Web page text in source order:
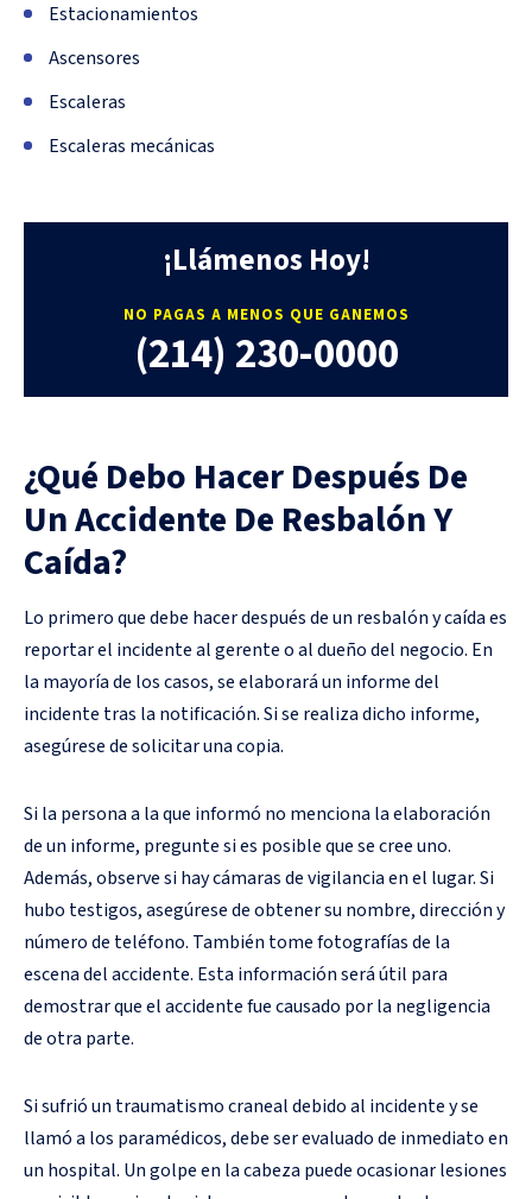
Estacionamientos
Ascensores
Escaleras
Escaleras mecánicas
¡Llámenos Hoy!
NO PAGAS A MENOS QUE GANEMOS
(214) 230-0000
¿Qué Debo Hacer Después De
Un Accidente De Resbalón Y
Caída?
Lo primero que debe hacer después de un resbalón y caída es
reportar el incidente al gerente o al dueño del negocio. En
la mayoría de los casos, se elaborará un informe del
incidente tras la notificación. Si se realiza dicho informe,
asegúrese de solicitar una copia.
Si la persona a la que informó no menciona la elaboración
de un informe, pregunte si es posible que se cree uno.
Además, observe si hay cámaras de vigilancia en el lugar. Si
hubo testigos, asegúrese de obtener su nombre, dirección y
número de teléfono. También tome fotografías de la
escena del accidente. Esta información será útil para
demostrar que el accidente fue causado por la negligencia
de otra parte.
Si sufrió un traumatismo craneal debido al incidente y se
llamó a los paramédicos, debe ser evaluado de inmediato en
un hospital. Un golpe en la cabeza puede ocasionar lesiones